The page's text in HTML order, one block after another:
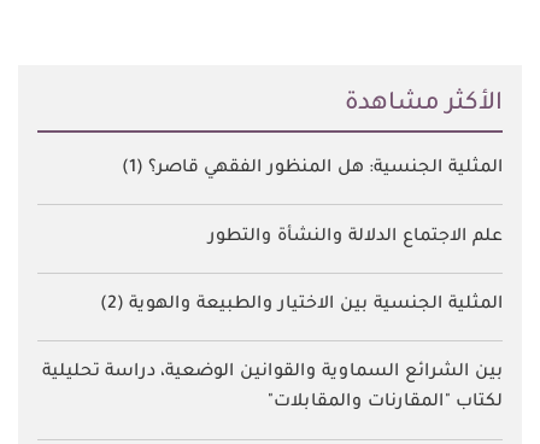
اﻷكثر مشاهدة
المثلية الجنسية: هل المنظور الفقهي قاصر؟ (1)
علم الاجتماع الدلالة والنشأة والتطور
المثلية الجنسية بين الاختيار والطبيعة والهوية (2)
بين الشرائع السماوية والقوانين الوضعية، دراسة تحليلية
لكتاب "المقارنات والمقابلات"